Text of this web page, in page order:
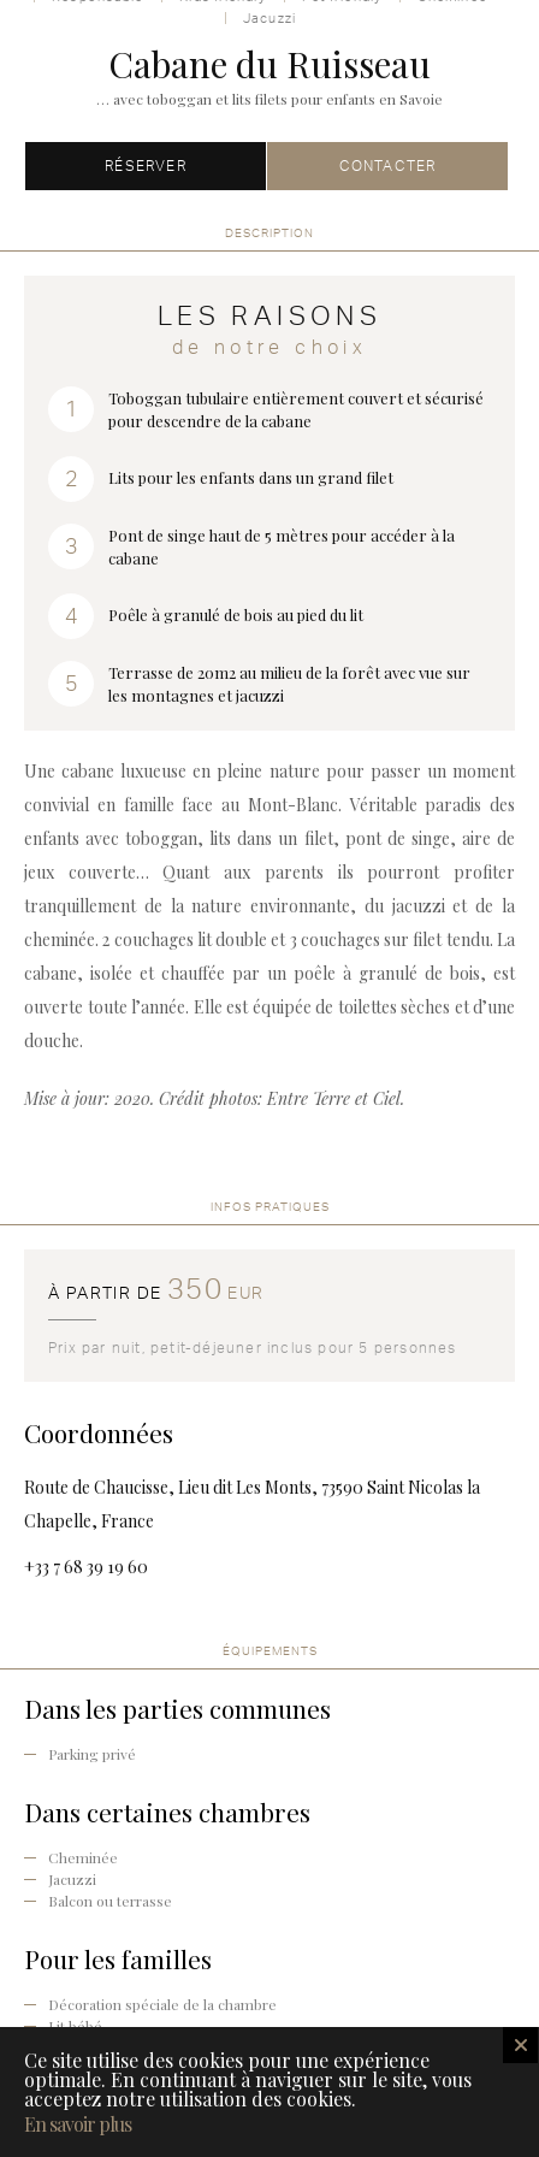
Jacuzzi
Cabane du Ruisseau
… avec toboggan et lits filets pour enfants en Savoie
RÉSERVER CONTACTER
DESCRIPTION
LES RAISONS
de notre choix
Toboggan tubulaire entièrement couvert et sécurisé
pour descendre de la cabane
Lits pour les enfants dans un grand filet
Pont de singe haut de 5 mètres pour accéder à la
cabane
Poêle à granulé de bois au pied du lit
Terrasse de 20m2 au milieu de la forêt avec vue sur
les montagnes et jacuzzi
Une cabane luxueuse en pleine nature pour passer un moment
convivial en famille face au Mont-Blanc. Véritable paradis des
enfants avec toboggan, lits dans un filet, pont de singe, aire de
jeux couverte… Quant aux parents ils pourront profiter
tranquillement de la nature environnante, du jacuzzi et de la
cheminée. 2 couchages lit double et 3 couchages sur filet tendu. La
cabane, isolée et chauffée par un poêle à granulé de bois, est
ouverte toute l’année. Elle est équipée de toilettes sèches et d’une
douche.
Mise à jour: 2020. Crédit photos: Entre Terre et Ciel.
INFOS PRATIQUES
À PARTIR DE 350 EUR
Prix par nuit, petit-déjeuner inclus pour 5 personnes
Coordonnées
Route de Chaucisse, Lieu dit Les Monts, 73590 Saint Nicolas la
Chapelle, France
+33 7 68 39 19 60
ÉQUIPEMENTS
Dans les parties communes
Parking privé
Dans certaines chambres
Cheminée
Jacuzzi
Balcon ou terrasse
Pour les familles
Décoration spéciale de la chambre
Lit bébé
Peignoir / chaussons enfants
Chaise haute
Jeux de société
Ce site utilise des cookies pour une expérience
optimale. En continuant à naviguer sur le site, vous
acceptez notre utilisation des cookies.
En savoir plus